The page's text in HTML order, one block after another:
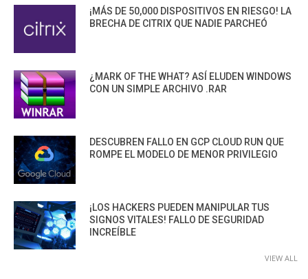
¡MÁS DE 50,000 DISPOSITIVOS EN RIESGO! LA
BRECHA DE CITRIX QUE NADIE PARCHEÓ
¿MARK OF THE WHAT? ASÍ ELUDEN WINDOWS
CON UN SIMPLE ARCHIVO .RAR
DESCUBREN FALLO EN GCP CLOUD RUN QUE
ROMPE EL MODELO DE MENOR PRIVILEGIO
¡LOS HACKERS PUEDEN MANIPULAR TUS
SIGNOS VITALES! FALLO DE SEGURIDAD
INCREÍBLE
VIEW ALL